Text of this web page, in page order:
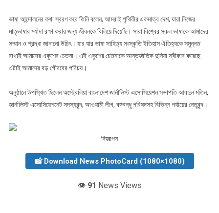
ভাষা আন্দোলনের কথা স্বরণ করে তিনি বলেন, আমরাই পৃথিবীর একমাত্র দেশ, যারা নিজের
মাতৃভাষার মর্যাদা রক্ষা করার জন্য জীবনকে বিলিয়ে দিয়েছি। সারা বিশ্বের সকল ভাষাকে আমাদের
সম্মান ও শ্রদ্ধা জানানো উচিৎ। যার যার ভাষা সাহিত্য সংস্কৃতি ইতিহাস ঐতিহ্যকে সমুন্নত
রাখাই আমাদের একুশের চেতনা। এই একুশের চেতনাকে আন্তর্জাতিক দুনিয়া স্বীকার করেছে
এটাই আমাদের বড় গৌরবের পরিচয়।
অনুষ্ঠানে উপস্থিত ছিলেন অস্ট্রেলিয়া বাংলাদেশ জার্নালিস্ট এসোসিয়েশন সভাপতি আবদুল মতিন,
জার্নালিস্ট এসোসিয়েশনেট সদস্যবৃন্দ, আওয়ামী লীগ, বঙ্গবন্ধু পরিষদসহ বিভিন্ন পর্যায়ের নেতৃবৃন্দ।
বিজ্ঞাপন
📸 Download News PhotoCard (1080×1080)
👁️ 91 News Views